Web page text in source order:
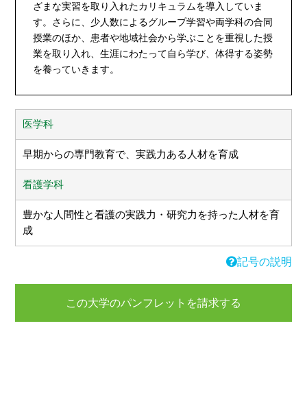
ざまな実習を取り入れたカリキュラムを導入していま
す。さらに、少人数によるグループ学習や両学科の合同
授業のほか、患者や地域社会から学ぶことを重視した授
業を取り入れ、生涯にわたって自ら学び、体得する姿勢
を養っていきます。
医学科
早期からの専門教育で、実践力ある人材を育成
看護学科
豊かな人間性と看護の実践力・研究力を持った人材を育
成
記号の説明
この大学のパンフレットを請求する